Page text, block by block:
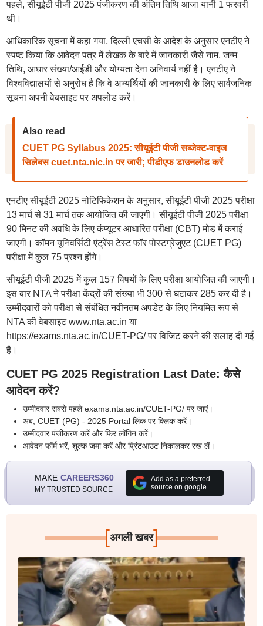
पहले, सीयूईटी पीजी 2025 पंजीकरण की अंतिम तिथि आजा यानी 1 फरवरी
थी।
आधिकारिक सूचना में कहा गया, दिल्ली एचसी के आदेश के अनुसार एनटीए ने
स्पष्ट किया कि आवेदन पत्र में लेखक के बारे में जानकारी जैसे नाम, जन्म
तिथि, आधार संख्या/आईडी और योग्यता देना अनिवार्य नहीं है। एनटीए ने
विश्वविद्यालयों से अनुरोध है कि वे अभ्यर्थियों की जानकारी के लिए सार्वजनिक
सूचना अपनी वेबसाइट पर अपलोड करें।
Also read
CUET PG Syllabus 2025: सीयूईटी पीजी सब्जेक्ट-वाइज
सिलेबस cuet.nta.nic.in पर जारी; पीडीएफ डाउनलोड करें
एनटीए सीयूईटी 2025 नोटिफिकेशन के अनुसार, सीयूईटी पीजी 2025 परीक्षा
13 मार्च से 31 मार्च तक आयोजित की जाएगी। सीयूईटी पीजी 2025 परीक्षा
90 मिनट की अवधि के लिए कंप्यूटर आधारित परीक्षा (CBT) मोड में कराई
जाएगी। कॉमन यूनिवर्सिटी एंट्रेंस टेस्ट फॉर पोस्टग्रेजुएट (CUET PG)
परीक्षा में कुल 75 प्रश्न होंगे।
सीयूईटी पीजी 2025 में कुल 157 विषयों के लिए परीक्षा आयोजित की जाएगी।
इस बार NTA ने परीक्षा केंद्रों की संख्या भी 300 से घटाकर 285 कर दी है।
उम्मीदवारों को परीक्षा से संबंधित नवीनतम अपडेट के लिए नियमित रूप से
NTA की वेबसाइट www.nta.ac.in या
https://exams.nta.ac.in/CUET-PG/ पर विजिट करने की सलाह दी गई
है।
CUET PG 2025 Registration Last Date: कैसे
आवेदन करें?
उम्मीदवार सबसे पहले exams.nta.ac.in/CUET-PG/ पर जाएं।
अब, CUET (PG) - 2025 Portal लिंक पर क्लिक करें।
उम्मीदवार पंजीकरण करें और फिर लॉगिन करें।
आवेदन फॉर्म भरें, शुल्क जमा करें और प्रिंटआउट निकालकर रख लें।
MAKE CAREERS360
MY TRUSTED SOURCE
Add as a preferred
source on google
[अगली खबर]